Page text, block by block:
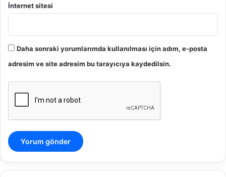
İnternet sitesi
Daha sonraki yorumlarımda kullanılması için adım, e-posta
adresim ve site adresim bu tarayıcıya kaydedilsin.